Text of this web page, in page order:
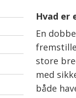
Hvad er
En
store
med
både